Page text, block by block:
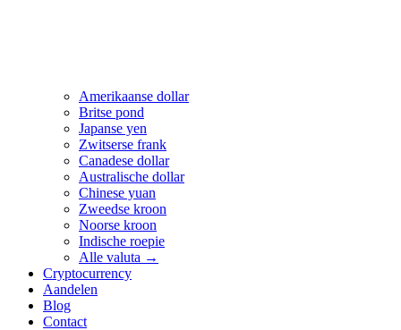
Amerikaanse dollar
Britse pond
Japanse yen
Zwitserse frank
Canadese dollar
Australische dollar
Chinese yuan
Zweedse kroon
Noorse kroon
Indische roepie
Alle valuta →
Cryptocurrency
Aandelen
Blog
Contact